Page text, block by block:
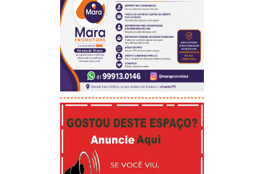
-----------------------------------------